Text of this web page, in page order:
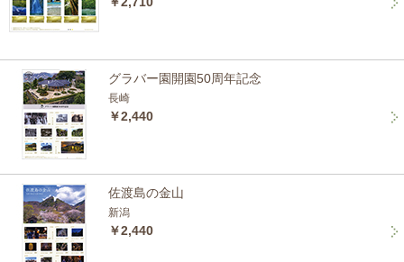
グラバー園開園50周年記念
長崎
￥2,440
佐渡島の金山
新潟
￥2,440